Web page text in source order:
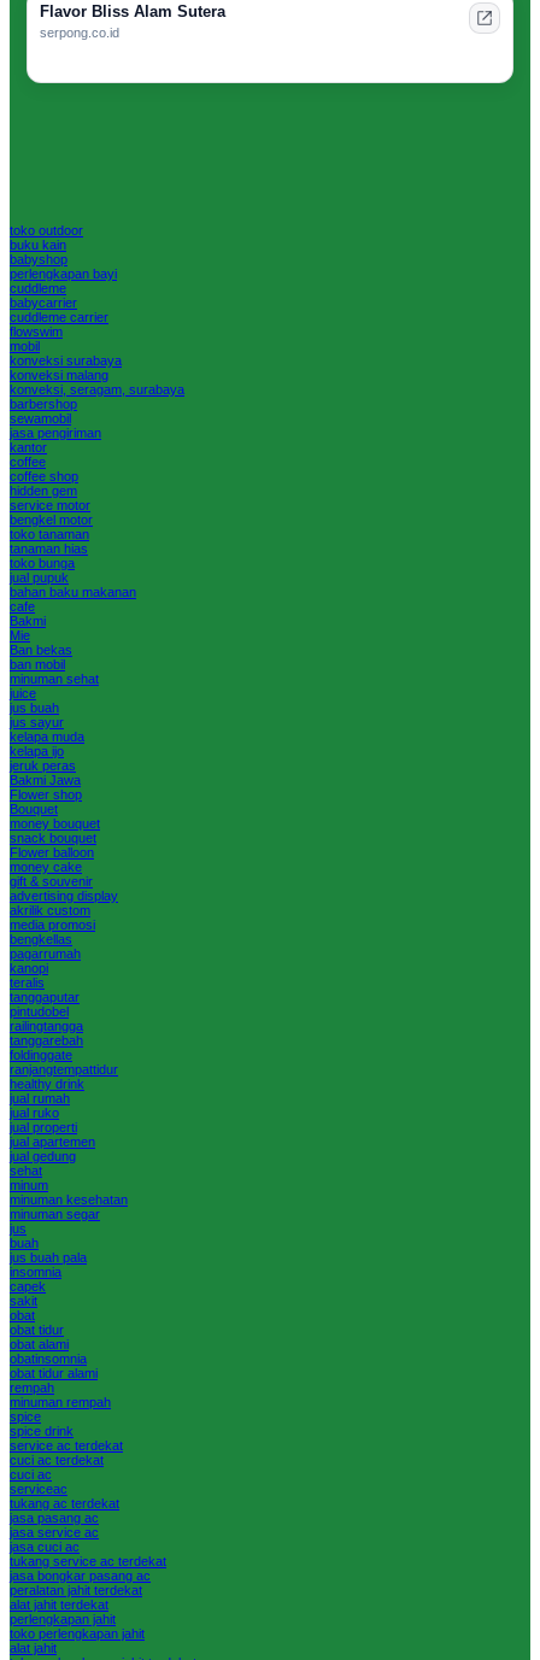
Flavor Bliss Alam Sutera
serpong.co.id
toko outdoor
buku kain
babyshop
perlengkapan bayi
cuddleme
babycarrier
cuddleme carrier
flowswim
mobil
konveksi surabaya
konveksi malang
konveksi, seragam, surabaya
barbershop
sewamobil
jasa pengiriman
kantor
coffee
coffee shop
hidden gem
service motor
bengkel motor
toko tanaman
tanaman hias
toko bunga
jual pupuk
bahan baku makanan
cafe
Bakmi
Mie
Ban bekas
ban mobil
minuman sehat
juice
jus buah
jus sayur
kelapa muda
kelapa ijo
jeruk peras
Bakmi Jawa
Flower shop
Bouquet
money bouquet
snack bouquet
Flower balloon
money cake
gift & souvenir
advertising display
akrilik custom
media promosi
bengkellas
pagarrumah
kanopi
teralis
tanggaputar
pintudobel
railingtangga
tanggarebah
foldinggate
ranjangtempattidur
healthy drink
jual rumah
jual ruko
jual properti
jual apartemen
jual gedung
sehat
minum
minuman kesehatan
minuman segar
jus
buah
jus buah pala
insomnia
capek
sakit
obat
obat tidur
obat alami
obatinsomnia
obat tidur alami
rempah
minuman rempah
spice
spice drink
service ac terdekat
cuci ac terdekat
cuci ac
serviceac
tukang ac terdekat
jasa pasang ac
jasa service ac
jasa cuci ac
tukang service ac terdekat
jasa bongkar pasang ac
peralatan jahit terdekat
alat jahit terdekat
perlengkapan jahit
toko perlengkapan jahit
alat jahit